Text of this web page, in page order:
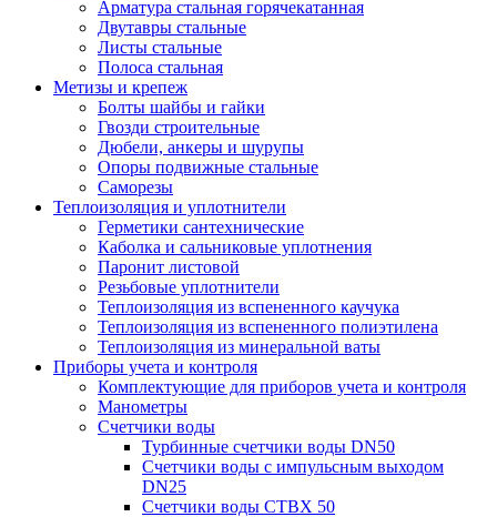
Арматура стальная горячекатанная
Двутавры стальные
Листы стальные
Полоса стальная
Метизы и крепеж
Болты шайбы и гайки
Гвозди строительные
Дюбели, анкеры и шурупы
Опоры подвижные стальные
Саморезы
Теплоизоляция и уплотнители
Герметики сантехнические
Каболка и сальниковые уплотнения
Паронит листовой
Резьбовые уплотнители
Теплоизоляция из вспененного каучука
Теплоизоляция из вспененного полиэтилена
Теплоизоляция из минеральной ваты
Приборы учета и контроля
Комплектующие для приборов учета и контроля
Манометры
Счетчики воды
Турбинные счетчики воды DN50
Счетчики воды с импульсным выходом
DN25
Счетчики воды СТВХ 50